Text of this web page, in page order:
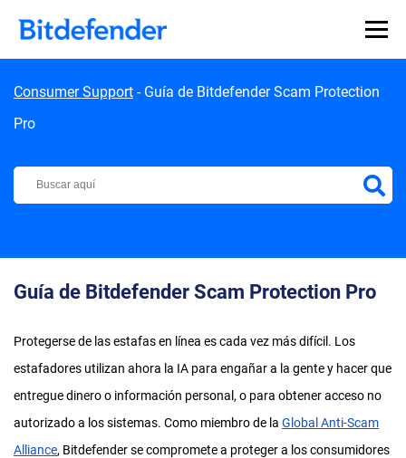
Consumer Support - Guía de Bitdefender Scam Protection
Pro
Centro de Soporte de Bitdefender
Guía de Bitdefender Scam Protection Pro
Protegerse de las estafas en línea es cada vez más difícil. Los
estafadores utilizan ahora la IA para engañar a la gente y hacer que
entregue dinero o información personal, o para obtener acceso no
autorizado a los sistemas. Como miembro de la Global Anti-Scam
Alliance, Bitdefender se compromete a proteger a los consumidores